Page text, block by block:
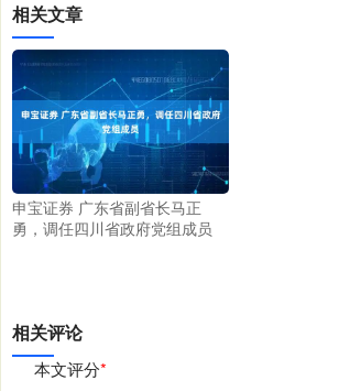
相关文章
申宝证券 广东省副省长马正
勇，调任四川省政府党组成员
相关评论
本文评分*